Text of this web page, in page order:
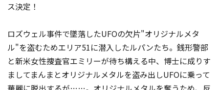
ス決定！
ロズウェル事件で墜落したUFOの欠片"オリジナルメタ
ル"を盗むためエリア51に潜入したルパンたち。銭形警部
と新米女性捜査官エミリーが待ち構える中、博士に成りす
ましてまんまとオリジナルメタルを盗み出しUFOに乗って